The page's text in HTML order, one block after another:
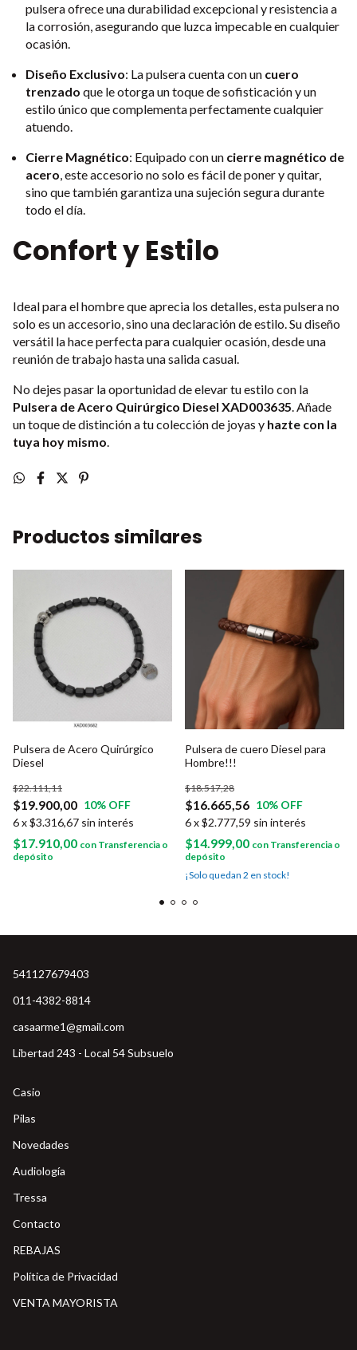
pulsera ofrece una durabilidad excepcional y resistencia a
la corrosión, asegurando que luzca impecable en cualquier
ocasión.
Diseño Exclusivo: La pulsera cuenta con un cuero
trenzado que le otorga un toque de sofisticación y un
estilo único que complementa perfectamente cualquier
atuendo.
Cierre Magnético: Equipado con un cierre magnético de
acero, este accesorio no solo es fácil de poner y quitar,
sino que también garantiza una sujeción segura durante
todo el día.
Confort y Estilo
Ideal para el hombre que aprecia los detalles, esta pulsera no
solo es un accesorio, sino una declaración de estilo. Su diseño
versátil la hace perfecta para cualquier ocasión, desde una
reunión de trabajo hasta una salida casual.
No dejes pasar la oportunidad de elevar tu estilo con la
Pulsera de Acero Quirúrgico Diesel XAD003635. Añade
un toque de distinción a tu colección de joyas y hazte con la
tuya hoy mismo.
Productos similares
Pulsera de Acero Quirúrgico
Diesel
$19.900,00
$22.111,11
10% OFF
6x$3.316,67 sin interés
$17.910,00 con Transferencia o
depósito
Pulsera de cuero Diesel para
Hombre!!!
$16.665,56
$18.517,28
10% OFF
6x$2.777,59 sin interés
$14.999,00 con Transferencia o
depósito
¡Solo quedan 2 en stock!
541127679403
011-4382-8814
casaarme1@gmail.com
Libertad 243 - Local 54 Subsuelo
Casio
Pilas
Novedades
Audiología
Tressa
Contacto
REBAJAS
Política de Privacidad
VENTA MAYORISTA